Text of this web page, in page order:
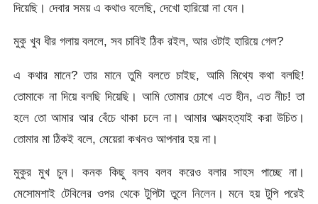
দিয়েছি। দেবার সময় এ কথাও বলেছি, দেখো হারিয়ো না যেন।
মুকু খুব ধীর গলায় বললে, সব চাবিই ঠিক রইল, আর ওটাই হারিয়ে গেল?
এ কথার মানে? তার মানে তুমি বলতে চাইছ, আমি মিথ্যে কথা বলছি!
তোমাকে না দিয়ে বলছি দিয়েছি। আমি তোমার চোখে এত হীন, এত নীচ! তা
হলে তো আমার আর বেঁচে থাকা চলে না। আমার আত্মহত্যাই করা উচিত।
তোমার মা ঠিকই বলে, মেয়েরা কখনও আপনার হয় না।
মুকুর মুখ চুন। কনক কিছু বলব বলব করেও বলার সাহস পাচ্ছে না।
মেসোমশাই টেবিলের ওপর থেকে টুপিটা তুলে নিলেন। মনে হয় টুপি পরেই